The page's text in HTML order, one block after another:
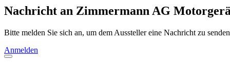
Nachricht an Zimmermann AG
Bitte melden Sie sich an, um dem Aussteller eine Nachricht zu
Anmelden